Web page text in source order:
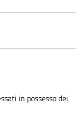
in possesso dei